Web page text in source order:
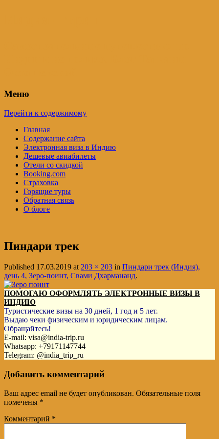
Меню
Перейти к содержимому
Главная
Содержание сайта
Электронная виза в Индию
Дешевые авиабилеты
Отели со скидкой
Booking.com
Страховка
Горящие туры
Обратная связь
О блоге
Пиндари трек
Published 17.03.2019 at 203 × 203 in Пиндари трек (Индия),
день 4, Зеро-поинт, Свами Дхармананд.
ПОМОГАЮ ОФОРМЛЯТЬ ЭЛЕКТРОННЫЕ ВИЗЫ В
ИНДИЮ
Туристические визы на 30 дней, 1 год и 5 лет.
Выдаю чеки физическим и юридическим лицам.
Обращайтесь!
E-mail: visa@india-trip.ru
Whatsapp: +79171147744
Telegram: @india_trip_ru
Добавить комментарий
Ваш адрес email не будет опубликован. Обязательные поля
помечены *
Комментарий *